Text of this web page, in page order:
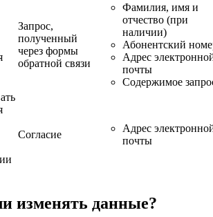
Запрос,
полученный
через формы
обратной связи
Фамилия, имя и
отчество (при
наличии)
Абонентский
Адрес
почты
Содержимое
Согласие
Адрес
почты
изменять данные?